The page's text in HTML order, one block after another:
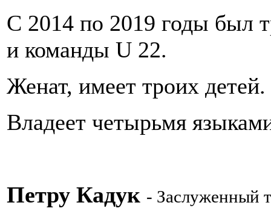
С 2014 по 2019 годы был
и команды U 22.
Женат, имеет троих детей.
Владеет четырьмя
Петру Кадук - Заслуженный